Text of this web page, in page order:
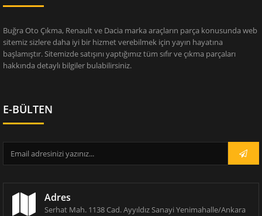
Buğra Oto Çıkma, Renault ve Dacia marka araçların parça konusunda web
sitemiz sizlere daha iyi bir hizmet verebilmek için yayın hayatına
başlamıştır. Sitemizde satışını yaptığımız tüm sıfır ve çıkma parçaları
hakkında detaylı bilgiler bulabilirsiniz.
E-BÜLTEN
Adres
Serhat Mah. 1138 Cad. Ayyıldız Sanayi Yenimahalle/Ankara